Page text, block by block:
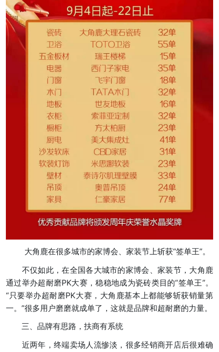
大角鹿在很多城市的家博会、家装节上斩获“签单王”。
不仅如此，在全国各大城市的家博会、家装节，大角鹿
通过举办超耐磨PK大赛，稳稳地成为瓷砖类目的“签单王”。
“只要举办超耐磨PK大赛，大角鹿基本上都能够斩获销量第
一。”很多用户磨磨就成单了，这就是品牌和超耐磨的力量。
三、品牌有思路，扶商有系统
近两年，终端卖场人流惨淡，很多经销商开店后很难确